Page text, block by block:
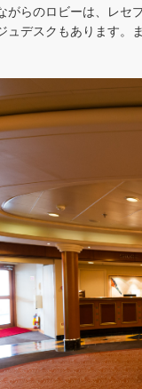
がらのロビーは、レセ
ュデスクもあります。